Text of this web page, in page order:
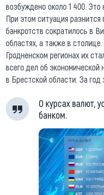
возбуждено около 1 400.
При этом ситуация разнится
банкротств сократилось в
областях, а также в
Гродненском регионах их
всего дел об экономической
в Брестской области. За
О курсах валют,
банком.